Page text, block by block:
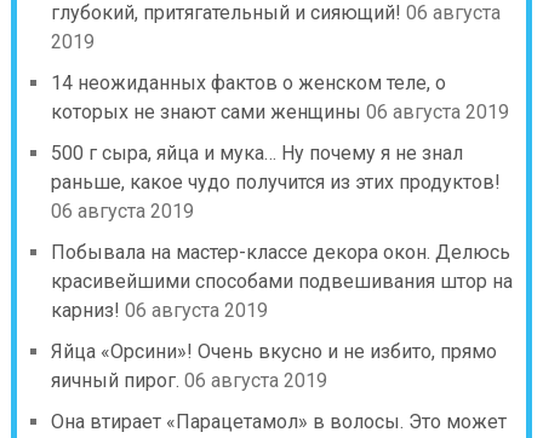
глубокий, притягательный и сияющий! 06 августа
2019
14 неожиданных фактов о женском теле, о
которых не знают сами женщины 06 августа 2019
500 г сыра, яйца и мука… Ну почему я не знал
раньше, какое чудо получится из этих продуктов!
06 августа 2019
Побывала на мастер-классе декора окон. Делюсь
красивейшими способами подвешивания штор на
карниз! 06 августа 2019
Яйца «Орсини»! Очень вкусно и не избито, прямо
яичный пирог. 06 августа 2019
Она втирает «Парацетамол» в волосы. Это может